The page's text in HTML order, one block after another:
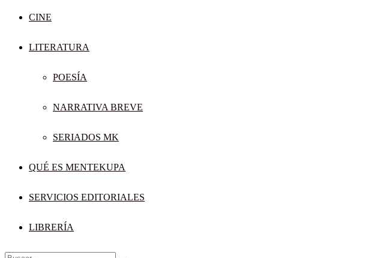
CINE
LITERATURA
POESÍA
NARRATIVA BREVE
SERIADOS MK
QUÉ ES MENTEKUPA
SERVICIOS EDITORIALES
LIBRERÍA